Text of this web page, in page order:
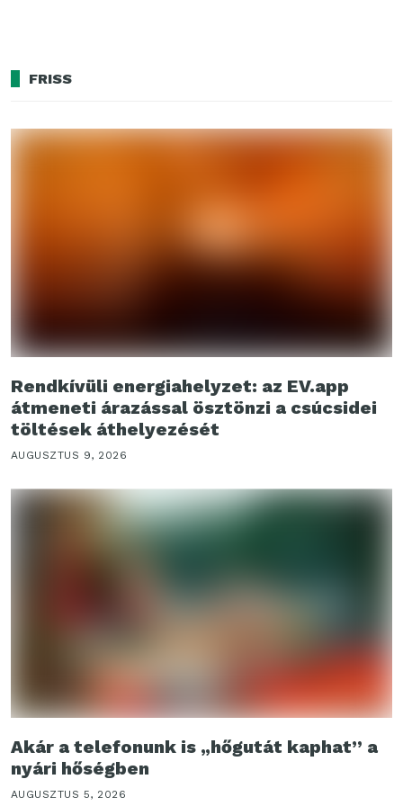
FRISS
Rendkívüli energiahelyzet: az EV.app
átmeneti árazással ösztönzi a csúcsidei
töltések áthelyezését
AUGUSZTUS 9, 2026
Akár a telefonunk is „hőgutát kaphat” a
nyári hőségben
AUGUSZTUS 5, 2026